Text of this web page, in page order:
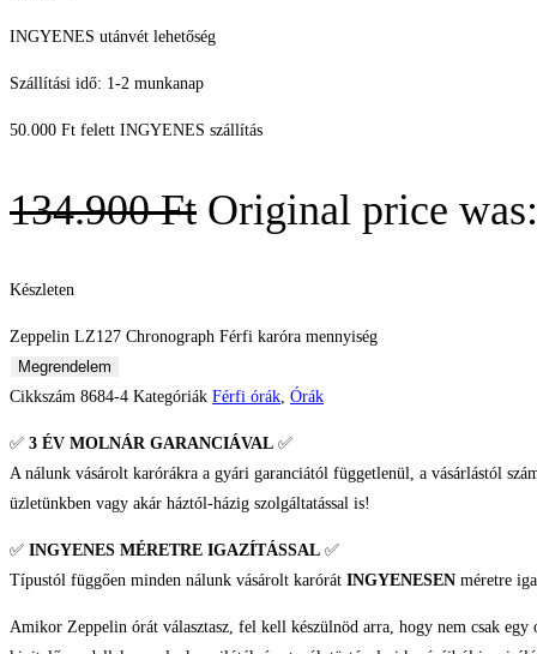
INGYENES utánvét lehetőség
Szállítási idő: 1-2 munkanap
50.000 Ft felett INGYENES szállítás
134.900Ft Original price
Készleten
Zeppelin LZ127 Chronograph Férfi karóra mennyiség
Megrendelem
Cikkszám 8684-4 Kategóriák Férfi órák, Órák
✅ 3 ÉV MOLNÁR GARANCIÁVAL ✅
A nálunk vásárolt karórákra a gyári garanciától függetlenül, a vásárlástól
üzletünkben vagy akár háztól-házig szolgáltatással is!
✅ INGYENES MÉRETRE IGAZÍTÁSSAL ✅
Típustól függően minden nálunk vásárolt karórát INGYENESEN méretre
Amikor Zeppelin órát választasz, fel kell készülnöd arra, hogy nem csak